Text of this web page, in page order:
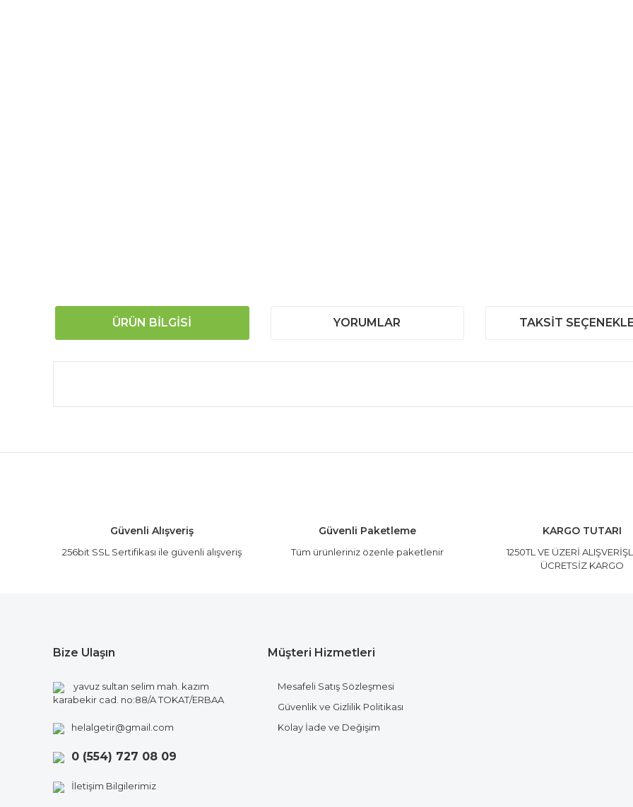
ÜRÜN BILGISI YORUMLAR TAKSIT
Bu ürüne ilk yorumu siz yapın!
Güvenli Alışveriş
256bit SSL Sertifikası ile güvenli alışveriş
Güvenli Paketleme
Tüm ürünleriniz özenle paketlenir
KARGO TUTARI
1250TL VE ÜZERİ
ÜCRETSİZ KARGO
Bize Ulaşın
yavuz sultan selim mah. kazım
karabekir cad. no:88/A TOKAT/ERBAA
helalgetir@gmail.com
0 (554) 727 08 09
İletişim Bilgilerimiz
Müşteri Hizmetleri
Mesafeli Satış Sözleşmesi
Güvenlik ve Gizlilik Politikası
Kolay İade ve Değişim